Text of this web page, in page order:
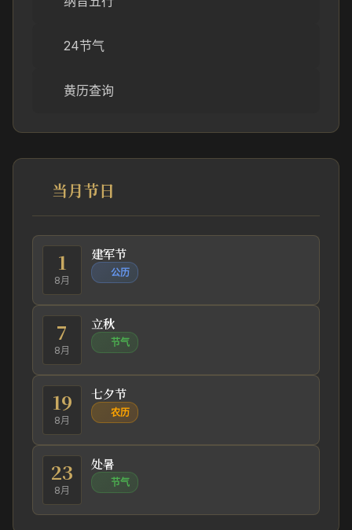
24节气
黄历查询
当月节日
1
8月
建军节
公历
7
8月
立秋
节气
19
8月
七夕节
农历
23
8月
处暑
节气